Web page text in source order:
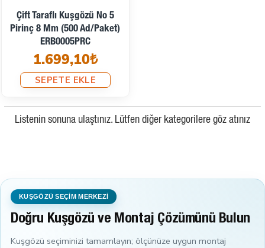
Çift Taraflı Kuşgözü No 5
Pirinç 8 Mm (500 Ad/Paket)
ERB0005PRC
1.699,10₺
SEPETE EKLE
Listenin sonuna ulaştınız. Lütfen diğer kategorilere göz atınız
KUŞGÖZÜ SEÇİM MERKEZİ
Doğru Kuşgözü ve Montaj Çözümünü Bulun
Kuşgözü seçiminizi tamamlayın; ölçünüze uygun montaj